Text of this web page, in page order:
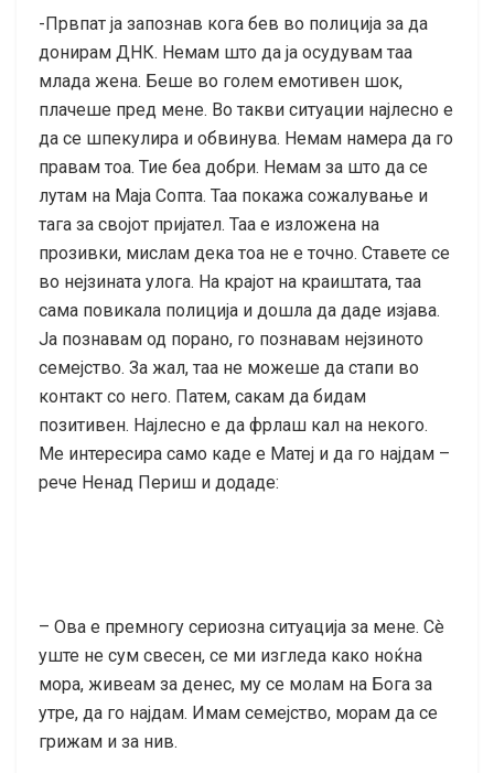
-Првпат ја запознав кога бев во полиција за да
донирам ДНК. Немам што да ја осудувам таа
млада жена. Беше во голем емотивен шок,
плачеше пред мене. Во такви ситуации најлесно е
да се шпекулира и обвинува. Немам намера да го
правам тоа. Тие беа добри. Немам за што да се
лутам на Маја Сопта. Таа покажа сожалување и
тага за својот пријател. Таа е изложена на
прозивки, мислам дека тоа не е точно. Ставете се
во нејзината улога. На крајот на краиштата, таа
сама повикала полиција и дошла да даде изјава.
Ја познавам од порано, го познавам нејзиното
семејство. За жал, таа не можеше да стапи во
контакт со него. Патем, сакам да бидам
позитивен. Најлесно е да фрлаш кал на некого.
Ме интересира само каде е Матеј и да го најдам – ​​
рече Ненад Периш и додаде:
– Ова е премногу сериозна ситуација за мене. Сè
уште не сум свесен, се ми изгледа како ноќна
мора, живеам за денес, му се молам на Бога за
утре, да го најдам. Имам семејство, морам да се
грижам и за нив.